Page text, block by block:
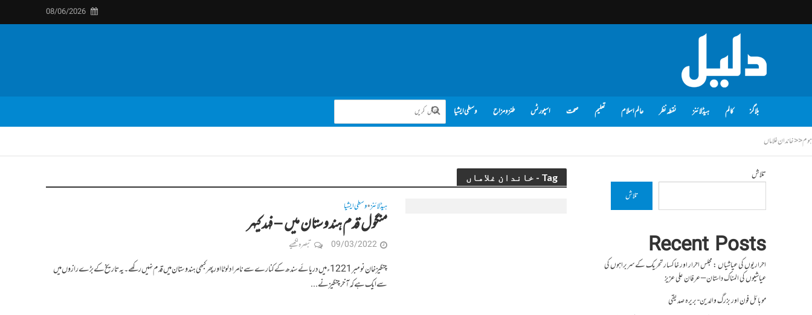
08/06/2026
بلاگز کالم ہیڈلائنز نقطہ نظر عالم اسلام تعلیم صحت اسپورٹس طنز و مزاح وسطی ایشیا
ہوم<<خاندان غلاماں
Tag - خاندان غلاماں
ہیڈلائنز•وسطی ایشیا
منگول قدم ہندوستان میں – فہد کیہر
09/03/2022 تبصرہ لکھیے
چنگیز خان نومبر 1221ء میں دریائے سندھ کے کنارے سے نامراد لوٹا اور پھر کبھی ہندوستان میں قدم نہیں رکھے۔ یہ تاریخ کے بڑے رازوں میں
سے ایک ہے کہ آخر چنگیز نے...
تلاش
تلاش
Recent Posts
احراریوں کی عیاشیاں : مجلس احرار اور خاکسار تحریک کے سربراہوں کی
عیاشیوں کی المناک داستان – عرفان علی عزیز
موبائل فون اور بزرگ والدین- بریرہ صدیقی